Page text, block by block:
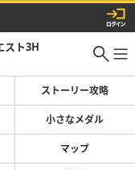
スト3H
ストーリー攻略
小さなメダル
マップ